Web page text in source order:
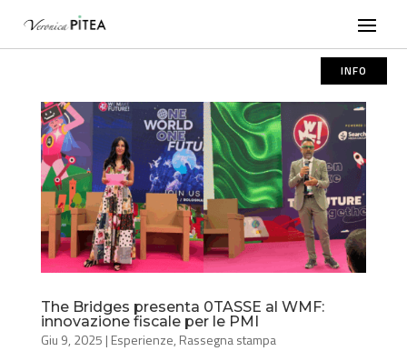
INFO
The Bridges presenta 0TASSE al WMF:
innovazione fiscale per le PMI
Giu 9, 2025 | Esperienze, Rassegna stampa